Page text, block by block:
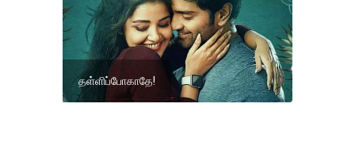
தள்ளிப்போகாதே!